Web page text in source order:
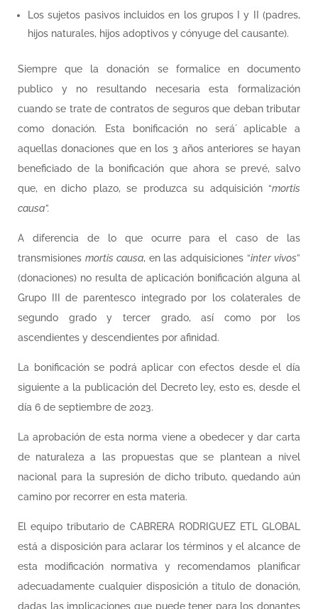
Los sujetos pasivos incluidos en los grupos I y II (padres,
hijos naturales, hijos adoptivos y cónyuge del causante).
Siempre que la donación se formalice en documento
publico y no resultando necesaria esta formalización
cuando se trate de contratos de seguros que deban tributar
como donación. Esta bonificación no será́ aplicable a
aquellas donaciones que en los 3 años anteriores se hayan
beneficiado de la bonificación que ahora se prevé, salvo
que, en dicho plazo, se produzca su adquisición “mortis
causa”.
A diferencia de lo que ocurre para el caso de las
transmisiones mortis causa, en las adquisiciones “inter vivos”
(donaciones) no resulta de aplicación bonificación alguna al
Grupo III de parentesco integrado por los colaterales de
segundo grado y tercer grado, así como por los
ascendientes y descendientes por afinidad.
La bonificación se podrá aplicar con efectos desde el día
siguiente a la publicación del Decreto ley, esto es, desde el
día 6 de septiembre de 2023.
La aprobación de esta norma viene a obedecer y dar carta
de naturaleza a las propuestas que se plantean a nivel
nacional para la supresión de dicho tributo, quedando aún
camino por recorrer en esta materia.
El equipo tributario de CABRERA RODRIGUEZ ETL GLOBAL
está a disposición para aclarar los términos y el alcance de
esta modificación normativa y recomendamos planificar
adecuadamente cualquier disposición a titulo de donación,
dadas las implicaciones que puede tener para los donantes